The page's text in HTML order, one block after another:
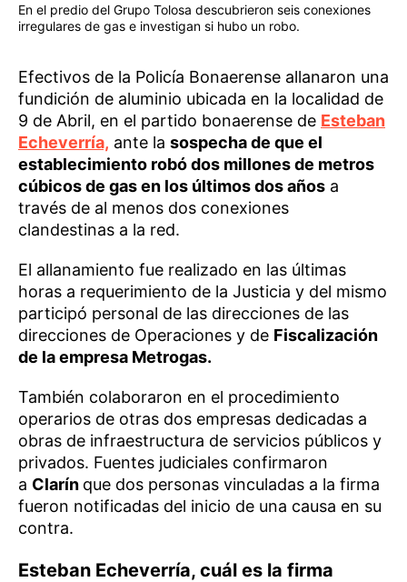
En el predio del Grupo Tolosa descubrieron seis conexiones
irregulares de gas e investigan si hubo un robo.
Efectivos de la Policía Bonaerense allanaron una
fundición de aluminio ubicada en la localidad de
9 de Abril, en el partido bonaerense de Esteban
Echeverría, ante la sospecha de que el
establecimiento robó dos millones de metros
cúbicos de gas en los últimos dos años a
través de al menos dos conexiones
clandestinas a la red.
El allanamiento fue realizado en las últimas
horas a requerimiento de la Justicia y del mismo
participó personal de las direcciones de las
direcciones de Operaciones y de Fiscalización
de la empresa Metrogas.
También colaboraron en el procedimiento
operarios de otras dos empresas dedicadas a
obras de infraestructura de servicios públicos y
privados. Fuentes judiciales confirmaron
a Clarín que dos personas vinculadas a la firma
fueron notificadas del inicio de una causa en su
contra.
Esteban Echeverría, cuál es la firma